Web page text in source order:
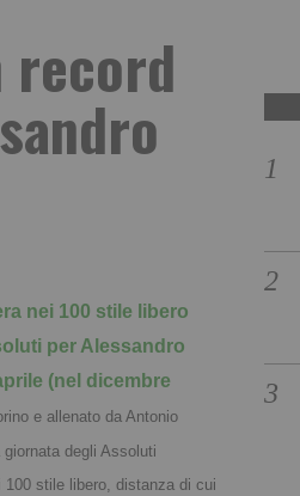
record
nei 100 stile libero
per Alessandro
(nel dicembre
e allenato da Antonio
degli Assoluti
100 stile libero, distanza di cui